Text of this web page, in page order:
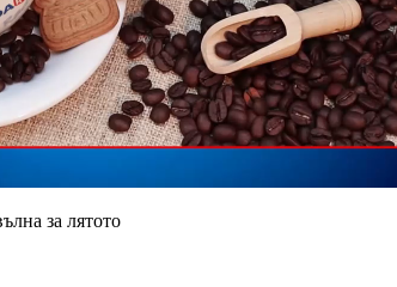
за лятото